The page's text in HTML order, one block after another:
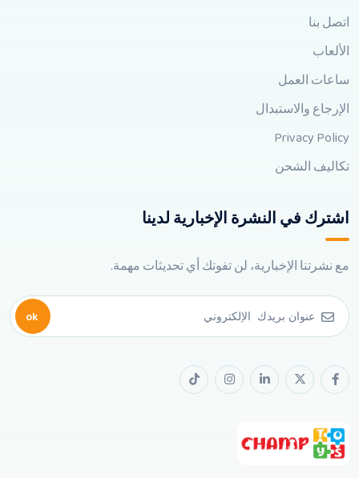
اتصل بنا
الألعاب
ساعات العمل
الإرجاع والاستبدال
Privacy Policy
تكاليف الشحن
اشترك في النشرة الإخبارية لدينا
مع نشرتنا الإخبارية، لن تفوتك أي تحديثات مهمة.
ok